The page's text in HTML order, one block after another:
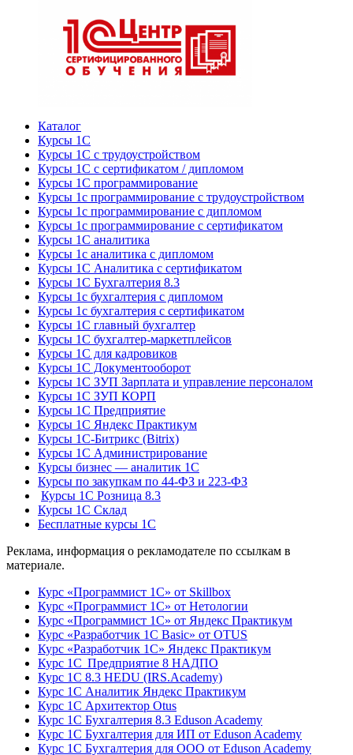
Каталог
Курсы 1С
Курсы 1С с трудоустройством
Курсы 1С с сертификатом / дипломом
Курсы 1С программирование
Курсы 1с программирование с трудоустройством
Курсы 1с программирование с дипломом
Курсы 1с программирование с сертификатом
Курсы 1С аналитика
Курсы 1с аналитика с дипломом
Курсы 1С Аналитика с сертификатом
Курсы 1С Бухгалтерия 8.3
Курсы 1с бухгалтерия с дипломом
Курсы 1с бухгалтерия с сертификатом
Курсы 1С главный бухгалтер
Курсы 1С бухгалтер-маркетплейсов
Курсы 1С для кадровиков
Курсы 1С Документооборот
Курсы 1С ЗУП Зарплата и управление персоналом
Курсы 1С ЗУП КОРП
Курсы 1С Предприятие
Курсы 1С Яндекс Практикум
Курсы 1С-Битрикс (Bitrix)
Курсы 1С Администрирование
Курсы бизнес — аналитик 1С
Курсы по закупкам по 44‑ФЗ и 223‑ФЗ
Курсы 1С Розница 8.3
Курсы 1С Склад
Бесплатные курсы 1С
Реклама, информация о рекламодателе по ссылкам в
материале.
Курс «Программист 1С» от Skillbox
Курс «Программист 1С» от Нетологии
Курс «Программист 1С» от Яндекс Практикум
Курс «Разработчик 1С Basic» от OTUS
Курс «Разработчик 1С» Яндекс Практикум
Курс 1С Предприятие 8 НАДПО
Курс 1С 8.3 HEDU (IRS.Academy)
Курс 1С Аналитик Яндекс Практикум
Курс 1С Архитектор Otus
Курс 1С Бухгалтерия 8.3 Eduson Academy
Курс 1С Бухгалтерия для ИП от Eduson Academy
Курс 1С Бухгалтерия для ООО от Eduson Academy